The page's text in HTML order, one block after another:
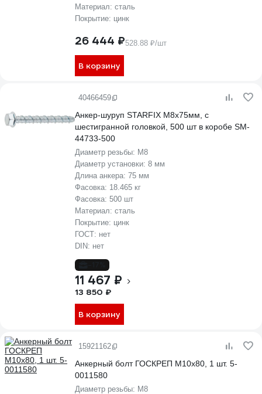
Материал: сталь
Покрытие: цинк
26 444 ₽528.88 ₽/шт
В корзину
40466459
Анкер-шуруп STARFIX М8x75мм, с
шестигранной головкой, 500 шт в коробе SM-
44733-500
Диаметр резьбы: М8
Диаметр установки: 8 мм
Длина анкера: 75 мм
Фасовка: 18.465 кг
Фасовка: 500 шт
Материал: сталь
Покрытие: цинк
ГОСТ: нет
DIN: нет
11 467 ₽
13 850 ₽
В корзину
15921162
Анкерный болт ГОСКРЕП М10х80, 1 шт. 5-
0011580
Диаметр резьбы: М8